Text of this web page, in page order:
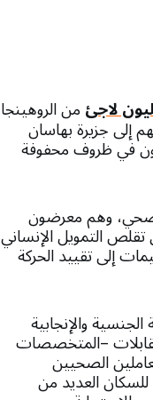
لاجئمن الروهينجا
منطقة كوكس بازار ببنغلاديش، وقد انتقل أكثر من 35,000 منهم إلى جزيرة بهاسان
في ظروف محفوفة
وهم معرضون
تقلص التمويل الإنساني
إلى تقييد الحركة
والإنجابية
–المتخصصات
الصحيين
العديد من